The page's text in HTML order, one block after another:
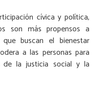
cívica y política,
son más propensos a
buscan el bienestar
a las personas para
de la justicia social y la